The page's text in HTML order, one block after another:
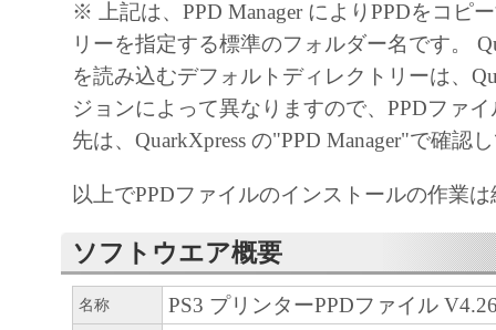
るいは許諾されるものではありません。
２．制限
(1) お客様は、再使用許諾、譲渡、販売、
くは貸与その他の方法により、第三者に「
(2) お客様は、「本ソフトウェア」の全部
正、改変、逆コンパイル、逆アセンブル、
エンジニアリング等することはできません
このような行為をさせてはなりません。
※ 上記は、PPD Manager によりPPDをコピ
リーを指定する標準のフォルダー名です。
を読み込むデフォルトディレクトリーは、
ジョンによって異なりますので、PPDファ
先は、QuarkXpress の"PPD Manager"で確認
以上でPPDファイルのインストールの作業
ソフトウエア概要
名称 PS3 プリンターPPDファイル